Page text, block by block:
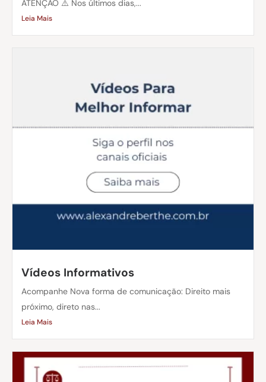
ATENÇÃO ⚠️ Nos últimos dias,...
Leia Mais
Vídeos Informativos
Acompanhe Nova forma de comunicação: Direito mais
próximo, direto nas...
Leia Mais